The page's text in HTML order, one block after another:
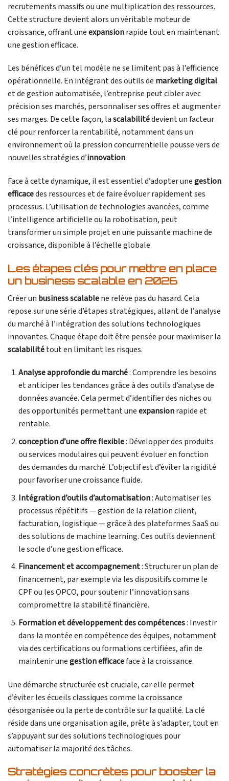
recrutements massifs ou une multiplication des ressources.
Cette structure devient alors un véritable moteur de
croissance, offrant uneexpansionrapide tout en maintenant
une gestion efficace.
Les bénéfices d’un tel modèle ne se limitent pas à l’efficience
opérationnelle. En intégrant des outils de marketing digital
et de gestion automatisée, l’entreprise peut cibler avec
précision ses marchés, personnaliser ses offres et augmenter
ses marges. De cette façon, lascalabilitédevient un facteur
clé pour renforcer la rentabilité, notamment dans un
environnement où la pression concurrentielle pousse vers de
nouvelles stratégies d’innovation.
Face à cette dynamique, il est essentiel d’adopter unegestion
efficacedes ressources et de faire évoluer rapidement ses
processus. L’utilisation de technologies avancées, comme
l’intelligence artificielle ou la robotisation, peut
transformer un simple projet en une puissante machine de
croissance, disponible à l’échelle globale.
Les étapes clés pour mettre en place
un business scalable en 2026
Créer un business scalablene relève pas du hasard. Cela
repose sur une série d’étapes stratégiques, allant de l’analyse
du marché à l’intégration des solutions technologiques
innovantes. Chaque étape doit être pensée pour maximiser la
scalabilitétout en limitant les risques.
Analyse approfondie du marché: Comprendre les besoins
et anticiper les tendances grâce à des outils d’analyse de
données avancée. Cela permet d’identifier des niches ou
des opportunités permettant uneexpansionrapide et
rentable.
conception d’une offre flexible: Développer des produits
ou services modulaires qui peuvent évoluer en fonction
des demandes du marché. L’objectif est d’éviter la rigidité
pour favoriser une croissance fluide.
Intégration d’outils d’automatisation: Automatiser les
processus répétitifs — gestion de la relation client,
facturation, logistique — grâce à des plateformes SaaS ou
des solutions de machine learning. Ces outils deviennent
le socle d’une gestion efficace.
Financement et accompagnement: Structurer un plan de
financement, par exemple via les dispositifs comme le
CPF ou les OPCO, pour soutenir l’innovation sans
compromettre la stabilité financière.
Formation et développement des compétences: Investir
dans la montée en compétence des équipes, notamment
via des certifications ou formations certifiées, afin de
maintenir unegestion efficaceface à la croissance.
Une démarche structurée est cruciale, car elle permet
d’éviter les écueils classiques comme la croissance
désorganisée ou la perte de contrôle sur la qualité. La clé
réside dans une organisation agile, prête à s’adapter, tout en
s’appuyant sur des solutions technologiques pour
automatiser la majorité des tâches.
Stratégies concrètes pour booster la